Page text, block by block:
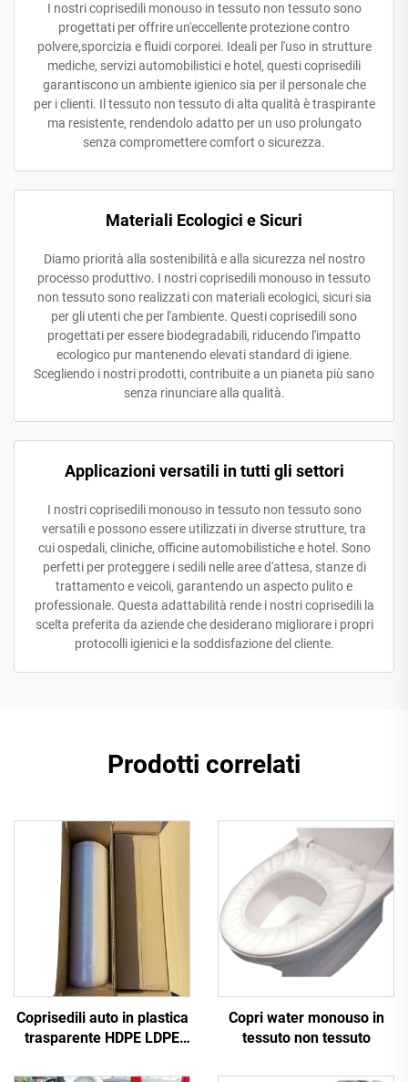
I nostri coprisedili monouso in tessuto non tessuto sono
progettati per offrire un'eccellente protezione contro
polvere,sporcizia e fluidi corporei. Ideali per l'uso in strutture
mediche, servizi automobilistici e hotel, questi coprisedili
garantiscono un ambiente igienico sia per il personale che
per i clienti. Il tessuto non tessuto di alta qualità è traspirante
ma resistente, rendendolo adatto per un uso prolungato
senza compromettere comfort o sicurezza.
Materiali Ecologici e Sicuri
Diamo priorità alla sostenibilità e alla sicurezza nel nostro
processo produttivo. I nostri coprisedili monouso in tessuto
non tessuto sono realizzati con materiali ecologici, sicuri sia
per gli utenti che per l'ambiente. Questi coprisedili sono
progettati per essere biodegradabili, riducendo l'impatto
ecologico pur mantenendo elevati standard di igiene.
Scegliendo i nostri prodotti, contribuite a un pianeta più sano
senza rinunciare alla qualità.
Applicazioni versatili in tutti gli settori
I nostri coprisedili monouso in tessuto non tessuto sono
versatili e possono essere utilizzati in diverse strutture, tra
cui ospedali, cliniche, officine automobilistiche e hotel. Sono
perfetti per proteggere i sedili nelle aree d'attesa, stanze di
trattamento e veicoli, garantendo un aspecto pulito e
professionale. Questa adattabilità rende i nostri coprisedili la
scelta preferita da aziende che desiderano migliorare i propri
protocolli igienici e la soddisfazione del cliente.
Prodotti correlati
Coprisedili auto in plastica
trasparente HDPE LDPE
Copri water monouso in
tessuto non tessuto